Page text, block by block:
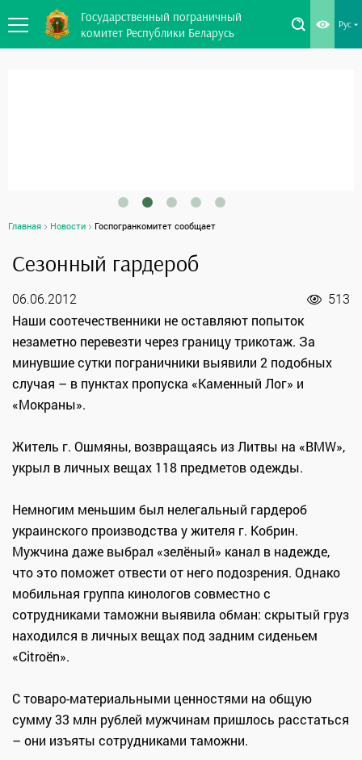
Государственный пограничный
комитет Республики Беларусь
Рус
Главная Новости Госпогранкомитет сообщает
Сезонный гардероб
06.06.2012 513
Наши соотечественники не оставляют попыток
незаметно перевезти через границу трикотаж. За
минувшие сутки пограничники выявили 2 подобных
случая – в пунктах пропуска «Каменный Лог» и
«Мокраны».
Житель г. Ошмяны, возвращаясь из Литвы на «BMW»,
укрыл в личных вещах 118 предметов одежды.
Немногим меньшим был нелегальный гардероб
украинского производства у жителя г. Кобрин.
Мужчина даже выбрал «зелёный» канал в надежде,
что это поможет отвести от него подозрения. Однако
мобильная группа кинологов совместно с
сотрудниками таможни выявила обман: скрытый груз
находился в личных вещах под задним сиденьем
«Citroën».
С товаро-материальными ценностями на общую
сумму 33 млн рублей мужчинам пришлось расстаться
– они изъяты сотрудниками таможни.